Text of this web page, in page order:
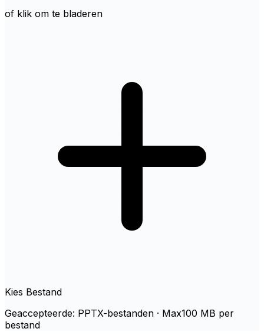
of klik om te bladeren
Kies Bestand
Geaccepteerde: PPTX-bestanden · Max100 MB per
bestand